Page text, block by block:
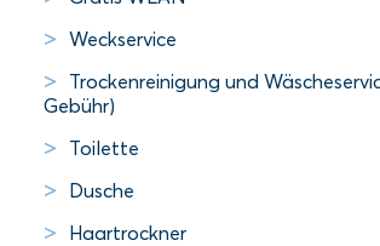
Weckservice
Trockenreinigung und
Gebühr)
Toilette
Dusche
Haartrockner